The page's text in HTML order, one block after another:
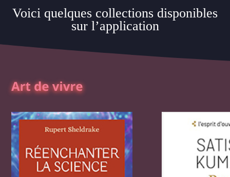
Voici quelques collections disponibles
sur l’application